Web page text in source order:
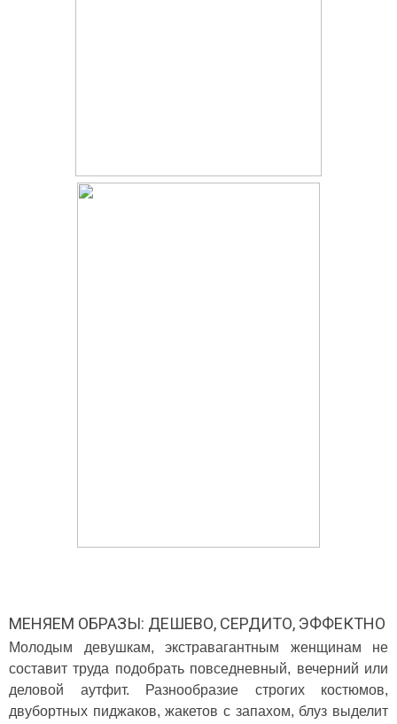
МЕНЯЕМ ОБРАЗЫ: ДЕШЕВО, СЕРДИТО, ЭФФЕКТНО
Молодым девушкам, экстравагантным женщинам не
составит труда подобрать повседневный, вечерний или
деловой аутфит. Разнообразие строгих костюмов,
двубортных пиджаков, жакетов с запахом, блуз выделит